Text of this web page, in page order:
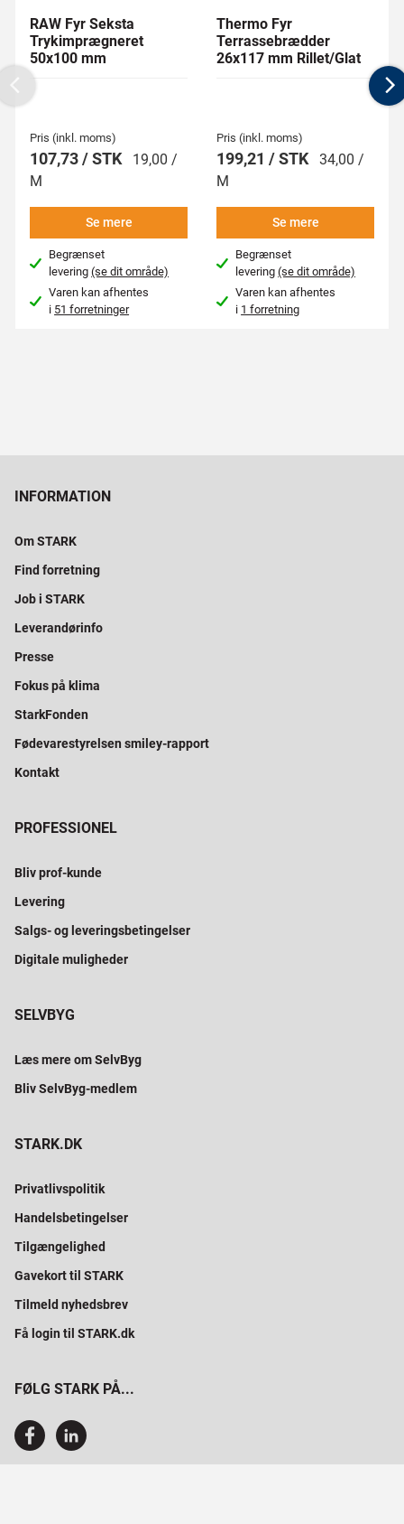
RAW Fyr Seksta
Trykimprægneret
50x100 mm
Pris (inkl. moms)
107,73 / STK
19,00 /
M
Se mere
Begrænset
levering(se dit område)
Varen kan afhentes
i 51 forretninger
Thermo Fyr
Terrassebrædder
26x117 mm Rillet/Glat
Pris (inkl. moms)
199,21 / STK 34,00 /
M
Se mere
Begrænset
levering(se dit område)
Varen kan afhentes
i 1 forretning
Previous
INFORMATION
Om STARK
Find forretning
Job i STARK
Leverandørinfo
Presse
Fokus på klima
StarkFonden
Fødevarestyrelsen smiley-rapport
Kontakt
PROFESSIONEL
Bliv prof-kunde
Levering
Salgs- og leveringsbetingelser
Digitale muligheder
SELVBYG
Læs mere om SelvByg
Bliv SelvByg-medlem
STARK.DK
Privatlivspolitik
Handelsbetingelser
Tilgængelighed
Gavekort til STARK
Tilmeld nyhedsbrev
Få login til STARK.dk
FØLG STARK PÅ...